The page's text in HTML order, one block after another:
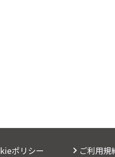
ポリシー ご利用規